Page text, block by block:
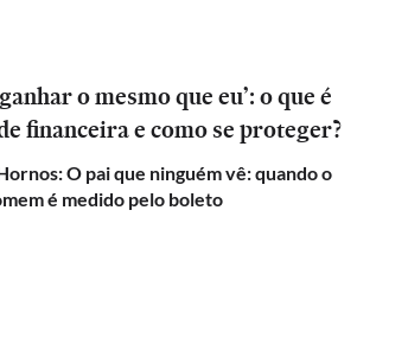
o mesmo que eu’: o que é
financeira e como se proteger?
O pai que ninguém vê: quando o
é medido pelo boleto